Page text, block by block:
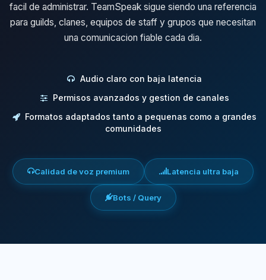
facil de administrar. TeamSpeak sigue siendo una referencia
para guilds, clanes, equipos de staff y grupos que necesitan
una comunicacion fiable cada dia.
Audio claro con baja latencia
Permisos avanzados y gestion de canales
Formatos adaptados tanto a pequenas como a grandes
comunidades
Calidad de voz premium Latencia ultra baja
Bots / Query